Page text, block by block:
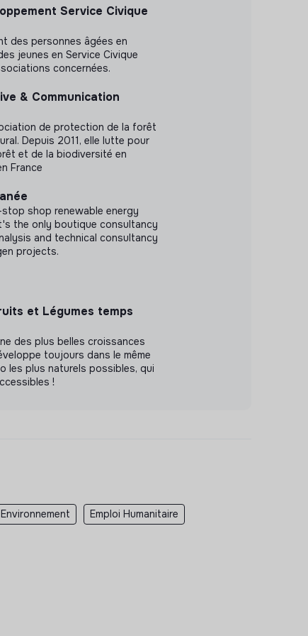
Service Civique
des personnes âgées en
jeunes en Service Civique
concernées.
& Communication
de protection de la forêt
Depuis 2011, elle lutte pour
et de la biodiversité en
France
shop renewable energy
the only boutique consultancy
and technical consultancy
projects.
et Légumes temps
des plus belles croissances
toujours dans le même
les plus naturels possibles, qui
!
Emploi Humanitaire